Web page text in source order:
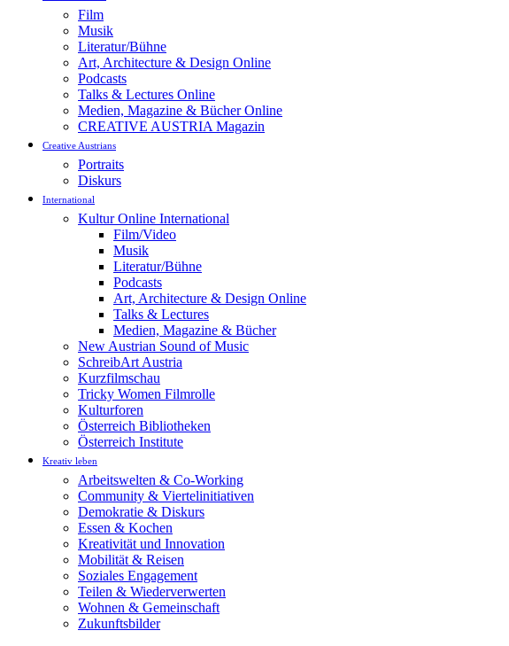
Film
Musik
Literatur/Bühne
Art, Architecture & Design Online
Podcasts
Talks & Lectures Online
Medien, Magazine & Bücher Online
CREATIVE AUSTRIA Magazin
Creative Austrians
Portraits
Diskurs
International
Kultur Online International
Film/Video
Musik
Literatur/Bühne
Podcasts
Art, Architecture & Design Online
Talks & Lectures
Medien, Magazine & Bücher
New Austrian Sound of Music
SchreibArt Austria
Kurzfilmschau
Tricky Women Filmrolle
Kulturforen
Österreich Bibliotheken
Österreich Institute
Kreativ leben
Arbeitswelten & Co-Working
Community & Viertelinitiativen
Demokratie & Diskurs
Essen & Kochen
Kreativität und Innovation
Mobilität & Reisen
Soziales Engagement
Teilen & Wiederverwerten
Wohnen & Gemeinschaft
Zukunftsbilder